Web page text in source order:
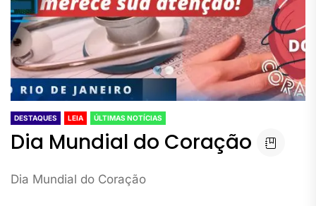
DESTAQUES LEIA ÚLTIMAS NOTÍCIAS
Dia Mundial do Coração
Dia Mundial do Coração